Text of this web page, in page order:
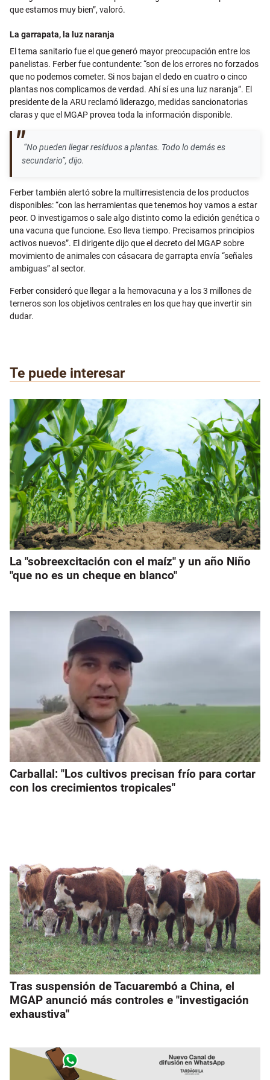
que estamos muy bien”, valoró.
La garrapata, la luz naranja
El tema sanitario fue el que generó mayor preocupación entre los
panelistas. Ferber fue contundente: “son de los errores no forzados
que no podemos cometer. Si nos bajan el dedo en cuatro o cinco
plantas nos complicamos de verdad. Ahí sí es una luz naranja”. El
presidente de la ARU reclamó liderazgo, medidas sancionatorias
claras y que el MGAP provea toda la información disponible.
“No pueden llegar residuos a plantas. Todo lo demás es
secundario”, dijo.
Ferber también alertó sobre la multirresistencia de los productos
disponibles: “con las herramientas que tenemos hoy vamos a estar
peor. O investigamos o sale algo distinto como la edición genética o
una vacuna que funcione. Eso lleva tiempo. Precisamos principios
activos nuevos”. El dirigente dijo que el decreto del MGAP sobre
movimiento de animales con cásacara de garrapta envía “señales
ambiguas” al sector.
Ferber consideró que llegar a la hemovacuna y a los 3 millones de
terneros son los objetivos centrales en los que hay que invertir sin
dudar.
Te puede interesar
La "sobreexcitación con el maíz" y un año Niño
"que no es un cheque en blanco"
Carballal: "Los cultivos precisan frío para cortar
con los crecimientos tropicales"
Tras suspensión de Tacuarembó a China, el
MGAP anunció más controles e "investigación
exhaustiva"